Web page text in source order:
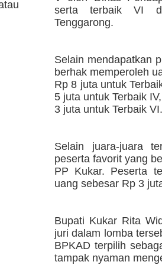
serta terbaik VI
Tenggarong.
Selain mendapatkan
berhak memperoleh
Rp 8 juta untuk
5 juta untuk Terbaik
3 juta untuk Terbaik VI.
Selain juara-juara
peserta favorit yang
PP Kukar. Peserta
uang sebesar Rp 3
Bupati Kukar Rita
juri dalam lomba
BPKAD terpilih
tampak nyaman